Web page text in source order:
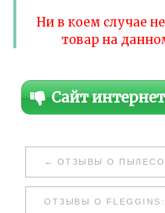
Ни в коем случае
товар на
Сайт
НАВИГАЦИЯ
ПО
ЗАПИСЯМ
ОТЗЫВЫ О ПЫЛЕСОСЕ ДЛЯ АВТО DC